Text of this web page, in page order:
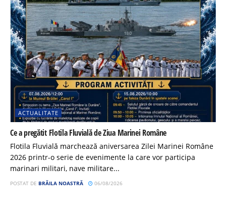
ACTUALITATE
Ce a pregătit Flotila Fluvială de Ziua Marinei Române
Flotila Fluvială marchează aniversarea Zilei Marinei Române
2026 printr-o serie de evenimente la care vor participa
marinari militari, nave militare...
POSTAT DE BRĂILA NOASTRĂ 06/08/2026